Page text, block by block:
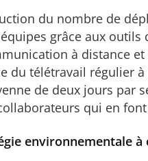
du nombre de
grâce aux outils
à distance et
du télétravail régulier
de deux jours par
qui en
environnementale